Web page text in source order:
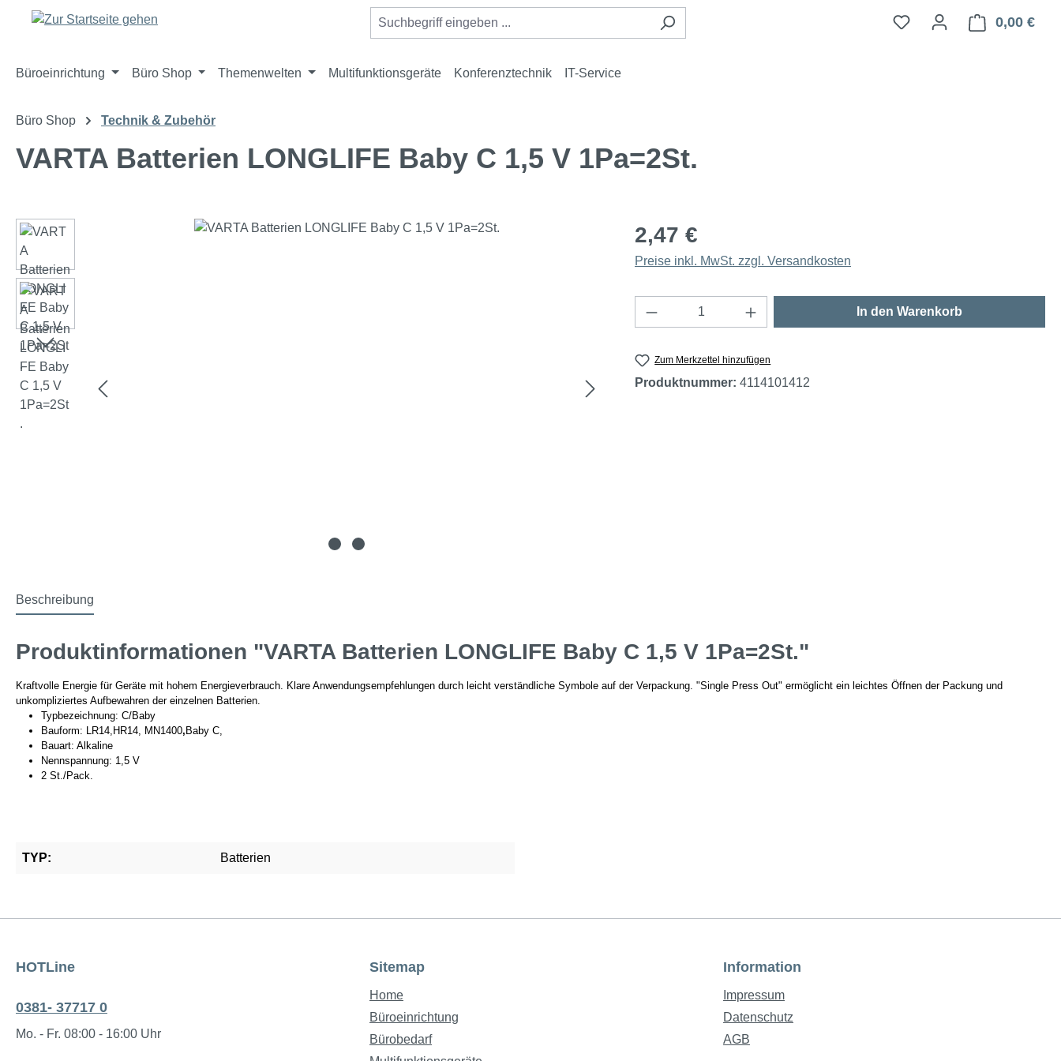
Hauptinhalt springen
Zur Suche springen
Zur Hauptnavigation springen 0,00 €
Büroeinrichtung Büro Shop Themenwelten Multifunktionsgeräte Konferenztechnik IT-Service
Büro Shop Technik & Zubehör
VARTA Batterien LONGLIFE Baby C 1,5 V 1Pa=2St.
Bildergalerie überspringen 2,47 €
Preise inkl. MwSt. zzgl. Versandkosten
Produkt Anzahl: Gib den gewünschten Wert ein
In den Warenkorb
Zum Merkzettel hinzufügen
Produktnummer: 4114101412
Beschreibung
Produktinformationen "VARTA Batterien LONGLIFE Baby C 1,5 V 1Pa=2St."
Kraftvolle Energie für Geräte mit hohem Energieverbrauch. Klare Anwendungsempfehlungen durch leicht verständliche Symbole auf der Verpackung. "Single Press Out" ermöglicht ein leichtes Öffnen der Packung und
unkompliziertes Aufbewahren der einzelnen Batterien.
Typbezeichnung: C/Baby
Bauform: LR14,HR14, MN1400, Baby C,
Bauart: Alkaline
Nennspannung: 1,5 V
2 St./Pack.
TYP: Batterien
HOTLine
0381- 37717 0
Mo. - Fr. 08:00 - 16:00 Uhr
Sitemap
Home
Büroeinrichtung
Bürobedarf
Information
Impressum
Datenschutz
AGB